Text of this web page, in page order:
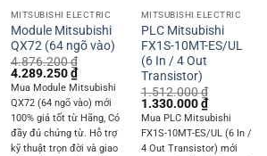
₫.
MITSUBISHI ELECTRIC
Module Mitsubishi
QX72 (64 ngõ vào)
4.876.200₫
Original
price
was:
4.876.200 ₫.
4.289.250₫Current
price
is:
4.289.250 ₫.
Mua Module Mitsubishi
QX72 (64 ngõ vào) mới
100% giá tốt từ Hãng, Có
đầy đủ chứng từ. Hỗ trợ
kỹ thuật trọn đời và giao
MITSUBISHI ELECTRIC
PLC Mitsubishi
FX1S-10MT-ES/UL
(6 In / 4 Out
Transistor)
1.512.000₫
Original
price
was:
1.512.000 ₫.
1.330.000₫Current
price
is:
1.330.000
Mua PLC Mitsubishi
FX1S-10MT-ES/UL (6 In /
4 Out Transistor) mới